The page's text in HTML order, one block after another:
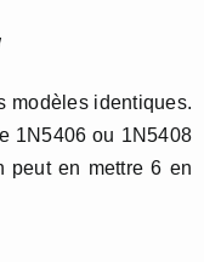
modèles identiques.
1N5406 ou 1N5408
peut en mettre 6 en